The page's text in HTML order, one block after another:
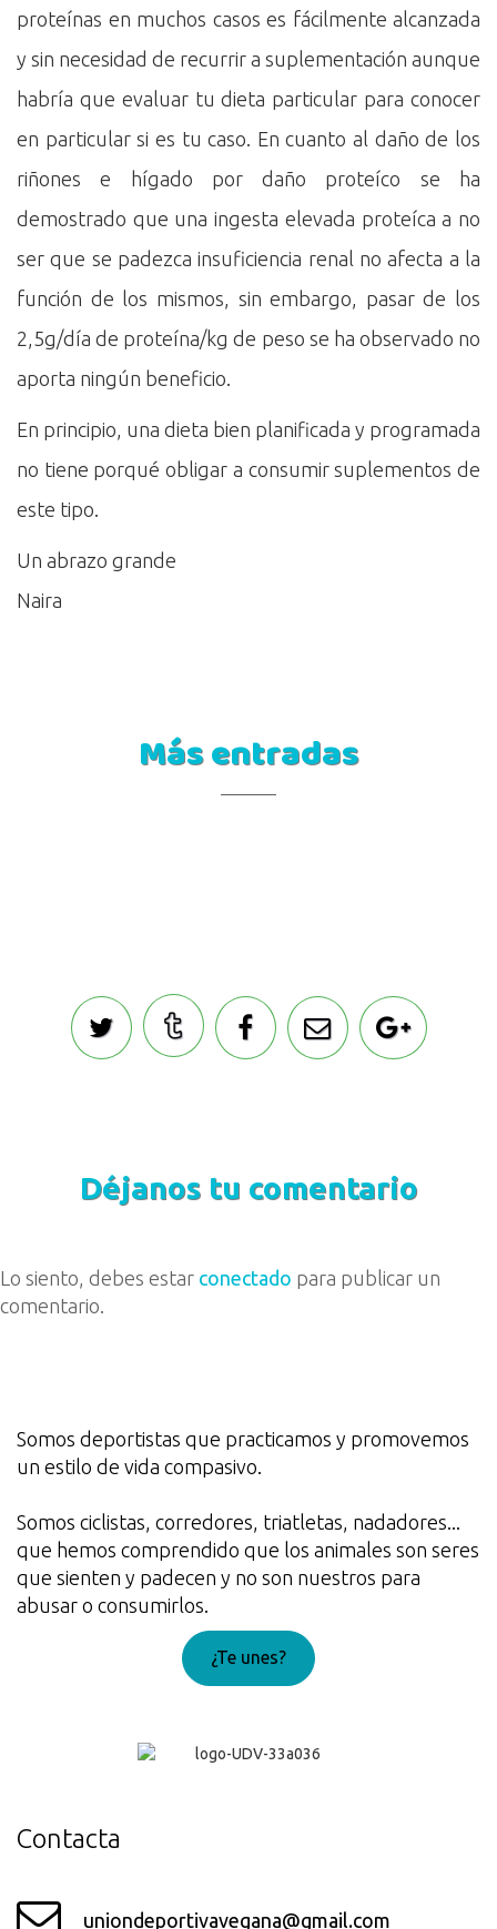
proteínas en muchos casos es fácilmente alcanzada
y sin necesidad de recurrir a suplementación aunque
habría que evaluar tu dieta particular para conocer
en particular si es tu caso. En cuanto al daño de los
riñones e hígado por daño proteíco se ha
demostrado que una ingesta elevada proteíca a no
ser que se padezca insuficiencia renal no afecta a la
función de los mismos, sin embargo, pasar de los
2,5g/día de proteína/kg de peso se ha observado no
aporta ningún beneficio.
En principio, una dieta bien planificada y programada
no tiene porqué obligar a consumir suplementos de
este tipo.
Un abrazo grande
Naira
Más entradas
Déjanos tu comentario
Lo siento, debes estar conectado para publicar un
comentario.
Somos deportistas que practicamos y promovemos
un estilo de vida compasivo.
Somos ciclistas, corredores, triatletas, nadadores...
que hemos comprendido que los animales son seres
que sienten y padecen y no son nuestros para
abusar o consumirlos.
¿Te unes?
Contacta
uniondeportivavegana@gmail.com